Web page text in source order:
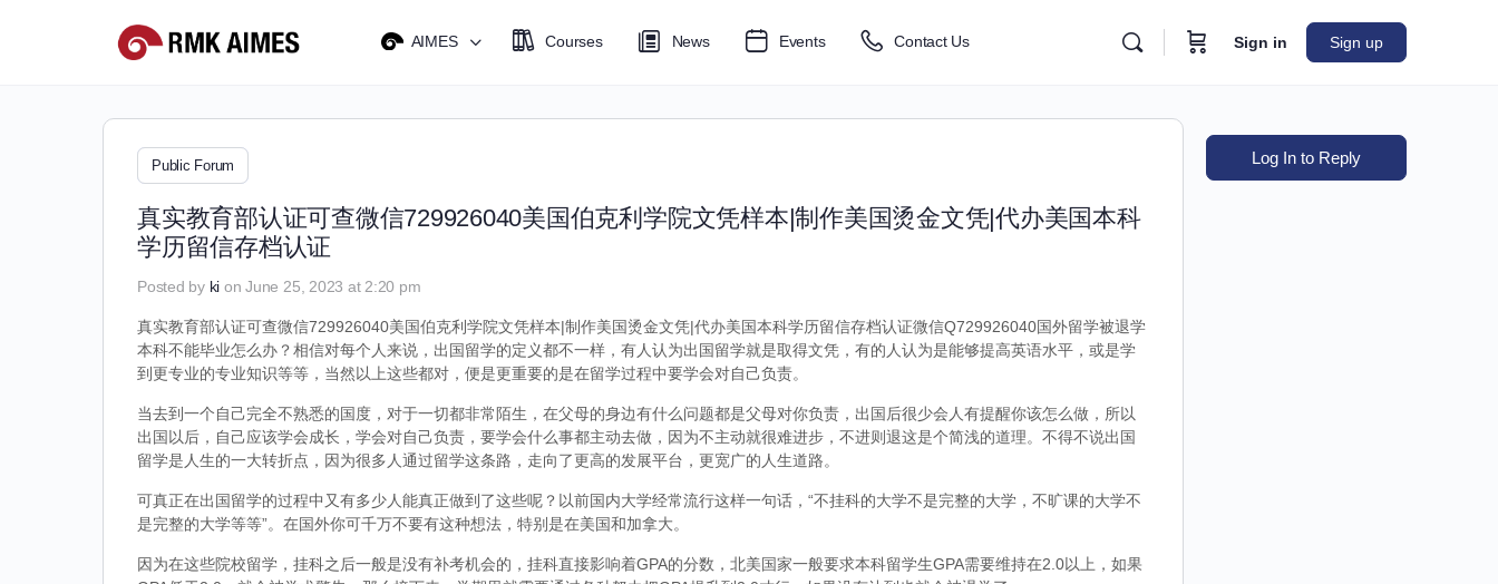
AIMES Courses News Events Contact Us Sign in Sign up
Public Forum
真实教育部认证可查微信729926040美国伯克利学院文凭样本|制作美国烫金文凭|代办美国本科
学历留信存档认证
Posted by ki on June 25, 2023 at 2:20 pm
真实教育部认证可查微信729926040美国伯克利学院文凭样本|制作美国烫金文凭|代办美国本科学历留信存档认证微信Q729926040国外留学被退学
本科不能毕业怎么办？相信对每个人来说，出国留学的定义都不一样，有人认为出国留学就是取得文凭，有的人认为是能够提高英语水平，或是学
到更专业的专业知识等等，当然以上这些都对，便是更重要的是在留学过程中要学会对自己负责。
当去到一个自己完全不熟悉的国度，对于一切都非常陌生，在父母的身边有什么问题都是父母对你负责，出国后很少会人有提醒你该怎么做，所以
出国以后，自己应该学会成长，学会对自己负责，要学会什么事都主动去做，因为不主动就很难进步，不进则退这是个简浅的道理。不得不说出国
留学是人生的一大转折点，因为很多人通过留学这条路，走向了更高的发展平台，更宽广的人生道路。
可真正在出国留学的过程中又有多少人能真正做到了这些呢？以前国内大学经常流行这样一句话，“不挂科的大学不是完整的大学，不旷课的大学不
是完整的大学等等”。在国外你可千万不要有这种想法，特别是在美国和加拿大。
因为在这些院校留学，挂科之后一般是没有补考机会的，挂科直接影响着GPA的分数，北美国家一般要求本科留学生GPA需要维持在2.0以上，如果
Log In to Reply